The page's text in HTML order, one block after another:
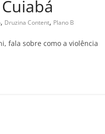
, Druzina Content, Plano B
fala sobre como a violência